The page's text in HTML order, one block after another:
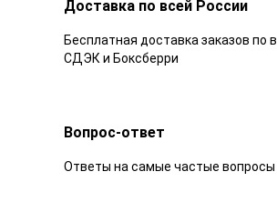
Доставка по всей России
Бесплатная доставка заказов по
СДЭК и Боксберри
Вопрос-ответ
Ответы на самые частые вопросы